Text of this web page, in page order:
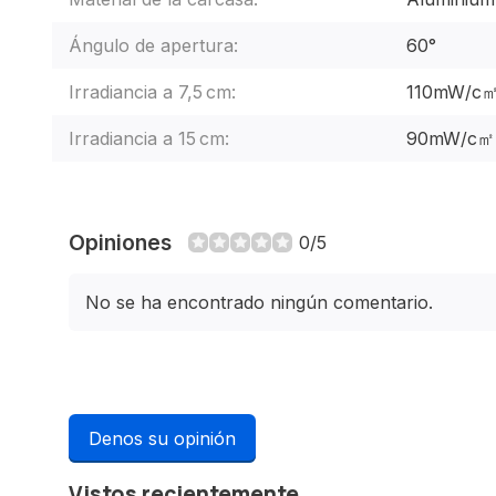
Ángulo de apertura: 60°
Irradiancia a 7,5 cm: 110mW/c
Irradiancia a 15 cm: 90mW/c㎡
Opiniones 0/5
No se ha encontrado ningún comentario.
Denos su opinión